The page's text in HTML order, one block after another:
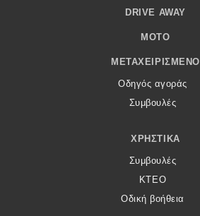
DRIVE AWAY
MOTO
ΜΕΤΑΧΕΙΡΙΣΜΈΝΟ
Οδηγός αγοράς
Συμβουλές
ΧΡΗΣΤΙΚΆ
Συμβουλές
ΚΤΕΟ
Οδική βοήθεια